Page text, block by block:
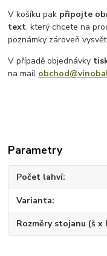
V košíku pak připojte
text, který chcete na
poznámky zároveň
V případě objednávky
na mail
Parametry
Počet lahví
Varianta
Rozměry stojanu (š x